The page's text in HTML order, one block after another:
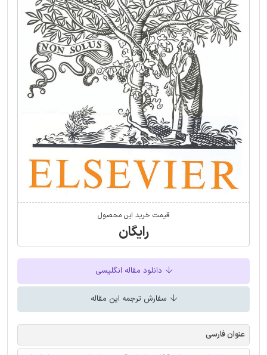
قیمت خرید این محصول
رایگان
دانلود مقاله انگلیسی
سفارش ترجمه این مقاله
عنوان فارسی